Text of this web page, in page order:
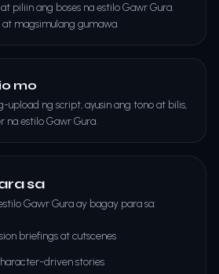
piliin ang boses na estilo Gawr Gura.
magsimulang gumawa.
mo
ng script, ayusin ang tono at bilis,
na estilo Gawr Gura.
sa
Gawr Gura ay bagay para sa:
briefings at cutscenes
driven stories